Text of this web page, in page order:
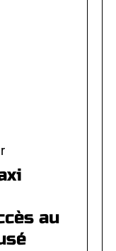
au